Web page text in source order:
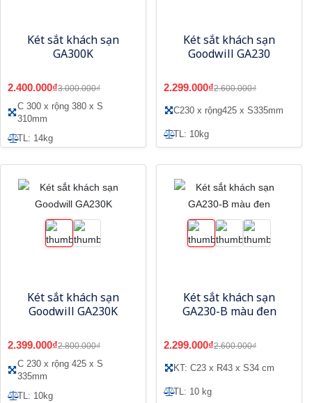
Két sắt khách sạn
GA300K
2.400.000₫3.000.000₫
C 300 x rộng 380 x S
310mm
TL: 14kg
Két sắt khách sạn
Goodwill GA230
2.299.000₫2.600.000₫
C230 x rộng425 x S335mm
TL: 10kg
Két sắt khách sạn
Goodwill GA230K
2.399.000₫2.800.000₫
C 230 x rộng 425 x S
335mm
TL: 10kg
Két sắt khách sạn
GA230-B màu đen
2.299.000₫2.600.000₫
KT: C23 x R43 x S34 cm
TL: 10 kg